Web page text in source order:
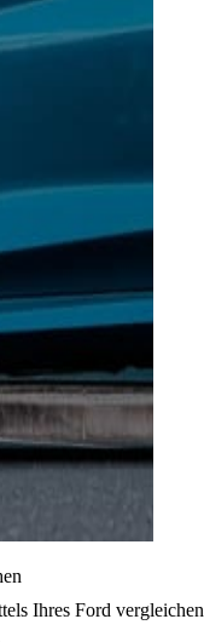
Ihres Ford vergleichen